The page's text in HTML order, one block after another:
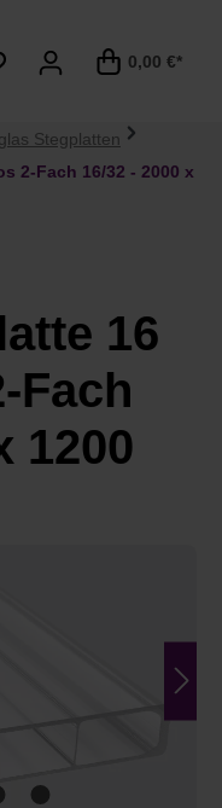
0,00 €*
Stegplatten
2-Fach 16/32 - 2000 x
16
Fach
1200